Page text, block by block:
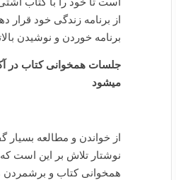
است تا خود را با کتاب
از برنامه زندگی خود قرار
برنامه خوردن و نوشیدن
جلسات همخوانی کتاب در
میشود
از خواندن و مطالعه بسیار
نوشتار تلاش بر این است
همخوانی کتاب و برشمردن